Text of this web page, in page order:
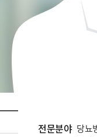
전문분야 당뇨